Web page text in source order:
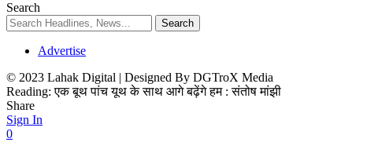
Search
Advertise
© 2023 Lahak Digital | Designed By DGTroX Media
Reading: एक बूथ पांच यूथ के साथ आगे बढ़ेंगे हम : संतोष मांझी
Share
Sign In
0